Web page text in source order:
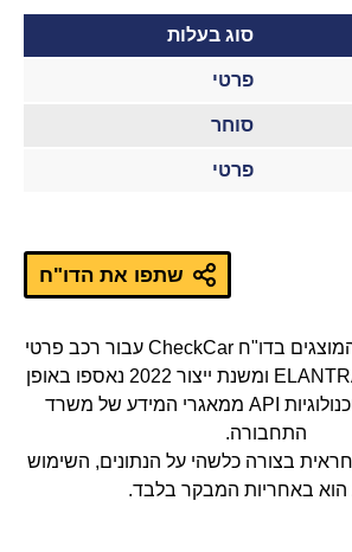
סוג בעלות
פרטי
סוחר
פרטי
שתפו את הדו"ח
כל המידע והנתונים המוצגים בדו"ח CheckCar עבור רכב פרטי
יונדאי מדגם ELANTRA HEV ומשנת ייצור 2022 נאספו באופן
מקוון באמצעות טכנולוגיות API ממאגרי המידע של משרד
התחבורה.
בצורה כלשהי על הנתונים, השימוש
הוא באחריות המבקר בלבד.